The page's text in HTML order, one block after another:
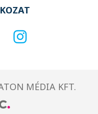
MÉDIA KFT.